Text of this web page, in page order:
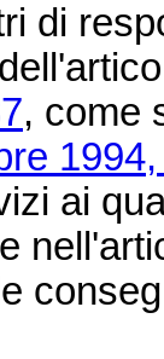
di
, come
ai